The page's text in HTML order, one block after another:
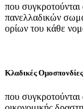
που
πανελλαδικών
ορίων του κάθε
Κλαδικές Ομοσπονδίες
που